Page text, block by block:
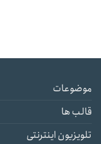
موضوعات
قالب ها
تلویزیون اینترنتی